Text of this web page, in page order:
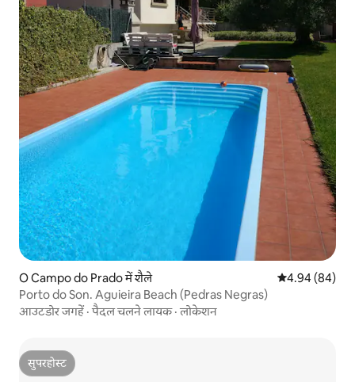
O Campo do Prado में शैले औसत रेटिंग 5 में
4.94 (84)
Porto do Son. Aguieira Beach (Pedras Negras)
आउटडोर जगहें ·पैदल चलने लायक·लोकेशन
सुपरहोस्ट
सुपरहोस्ट